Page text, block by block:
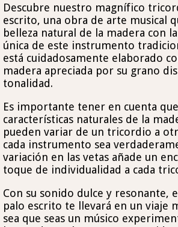
Descubre nuestro magnífico
escrito, una obra de arte musical
belleza natural de la madera con
única de este instrumento
está cuidadosamente elaborado
madera apreciada por su grano
tonalidad.
Es importante tener en cuenta
características naturales de la
pueden variar de un tricordio a
cada instrumento sea
variación en las vetas añade un
toque de individualidad a cada
Con su sonido dulce y resonante,
palo escrito te llevará en un viaje
sea que seas un músico